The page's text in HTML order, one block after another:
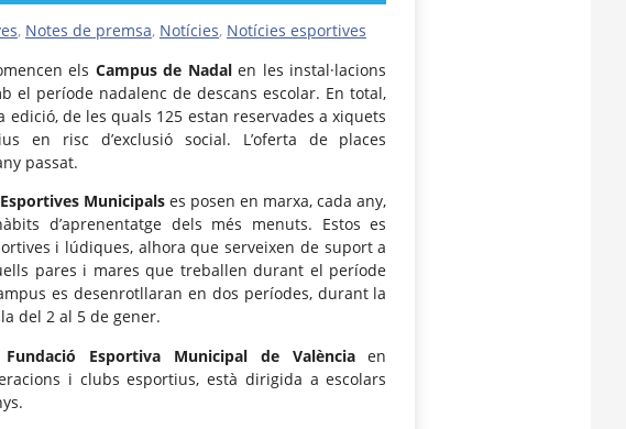
, Notes de premsa, Notícies, Notícies esportives
els Campus de Nadalen les instal·lacions
el període nadalenc de descans escolar. En total,
de les quals 125 estan reservades a xiquets
en risc d’exclusió social. L’oferta de places
passat.
Municipalses posen en marxa, cada any,
d’aprenentatge dels més menuts. Estos es
i lúdiques, alhora que serveixen de suport a
pares i mares que treballen durant el període
es desenrotllaran en dos períodes, durant la
del 2 al 5 de gener.
Fundació Esportiva Municipal de Valènciaen
i clubs esportius, està dirigida a escolars